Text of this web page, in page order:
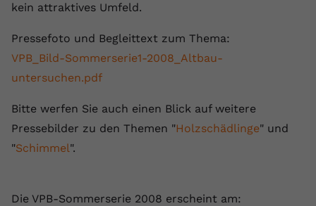
kein attraktives Umfeld.
Pressefoto und Begleittext zum Thema:
VPB_Bild-Sommerserie1-2008_Altbau-
untersuchen.pdf
Bitte werfen Sie auch einen Blick auf weitere
Pressebilder zu den Themen "Holzschädlinge" und
"Schimmel".
Die VPB-Sommerserie 2008 erscheint am:
Videos von YouTube der Nutzer
Laufzeit Session